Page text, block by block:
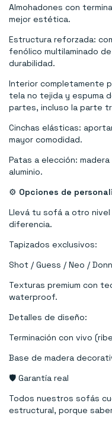
Almohadones con
mejor estética.
Estructura reforzada:
fenólico multilaminado
durabilidad.
Interior completamente
tela no tejida y espuma
partes, incluso la parte
Cinchas elásticas:
mayor comodidad.
Patas a elección:
aluminio.
⚙️ Opciones de
Llevá tu sofá a otro
diferencia.
Tapizados exclusivos:
Shot / Guess / Neo /
Texturas premium con
waterproof.
Detalles de diseño:
Terminación con vivo
Base de madera
🛡️ Garantía real
Todos nuestros sofás
estructural, porque